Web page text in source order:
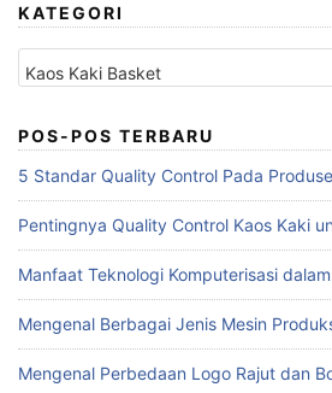
KATEGORI
Kategori
POS-POS TERBARU
5 Standar Quality Control Pada
Pentingnya Quality Control Kaos Kaki
Manfaat Teknologi Komputerisasi
Mengenal Berbagai Jenis Mesin
Mengenal Perbedaan Logo Rajut dan